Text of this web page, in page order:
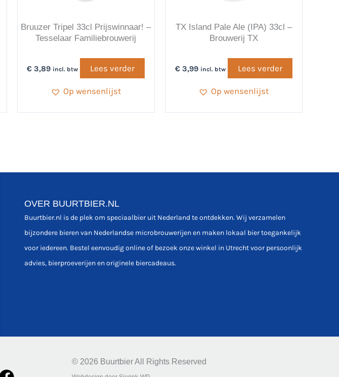
Bruuzer Tripel 33cl Prijswinnaar! –
Tesselaar Familiebrouwerij
€ 3,89 incl. btw Lees verder
Op wensenlijst
TX Island Pale Ale (IPA) 33cl –
Brouwerij TX
€3,99 incl. btw Lees verder
Op wensenlijst
OVER BUURTBIER.NL
Buurtbier.nl is de plek om speciaalbier uit Nederland te ontdekken. Wij verzamelen
bijzondere bieren van Nederlandse microbrouwerijen en maken lokaal bier toegankelijk
voor iedereen. Bestel eenvoudig online of bezoek onze winkel in Utrecht voor persoonlijk
advies, bierproeverijen en originele biercadeaus.
© 2026 Buurtbier All Rights Reserved